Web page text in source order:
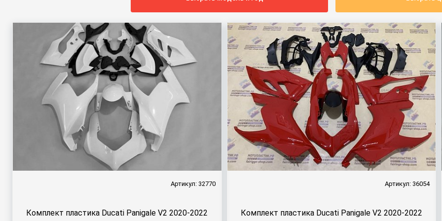
Артикул: 32770
Комплект пластика Ducati Panigale V2 2020-2022
Артикул: 36054
Комплект пластика Ducati Panigale V2 2020-2022